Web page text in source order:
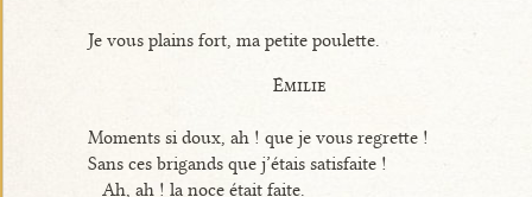
Je vous plains fort, ma petite poulette.
Émilie
Moments si doux, ah ! que je vous regrette !
Sans ces brigands que j’étais satisfaite !
Ah, ah ! la noce était faite.